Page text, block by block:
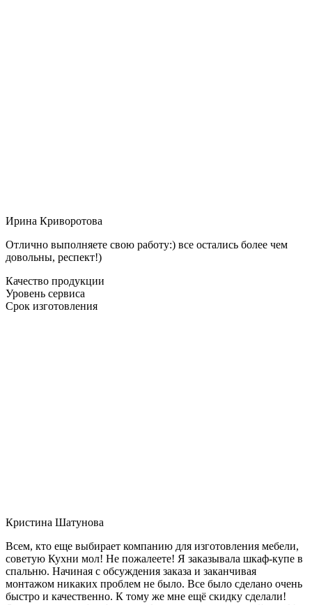
Ирина Криворотова
Отлично выполняете свою работу:) все остались более чем
довольны, респект!)
Качество продукции
Уровень сервиса
Срок изготовления
Кристина Шатунова
Всем, кто еще выбирает компанию для изготовления мебели,
советую Кухни мол! Не пожалеете! Я заказывала шкаф-купе в
спальню. Начиная с обсуждения заказа и заканчивая
монтажом никаких проблем не было. Все было сделано очень
быстро и качественно. К тому же мне ещё скидку сделали!